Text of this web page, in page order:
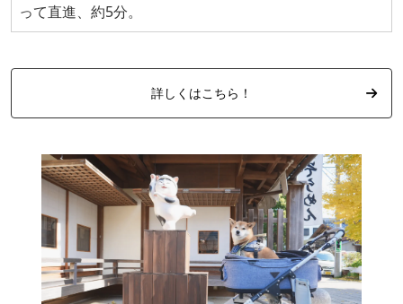
って直進、約5分。
詳しくはこちら！